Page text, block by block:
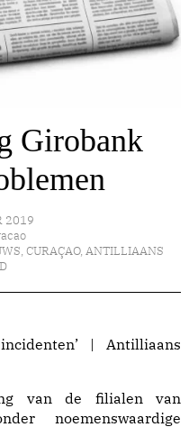
Girobank
2019
, CURAÇAO, ANTILLIAANS
| Antilliaans
van de filialen van
noemenswaardige